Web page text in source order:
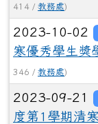
414 / 教務處)
2023-10-02
寒優秀學生獎
346 / 教務處)
2023-09-21
度第1學期清